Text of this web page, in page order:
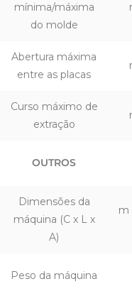
mínima/máxima
do molde
Abertura máxima
entre as placas
Curso máximo de
extração
OUTROS
Dimensões da
máquina (C x L x
A)
m
Peso da máquina